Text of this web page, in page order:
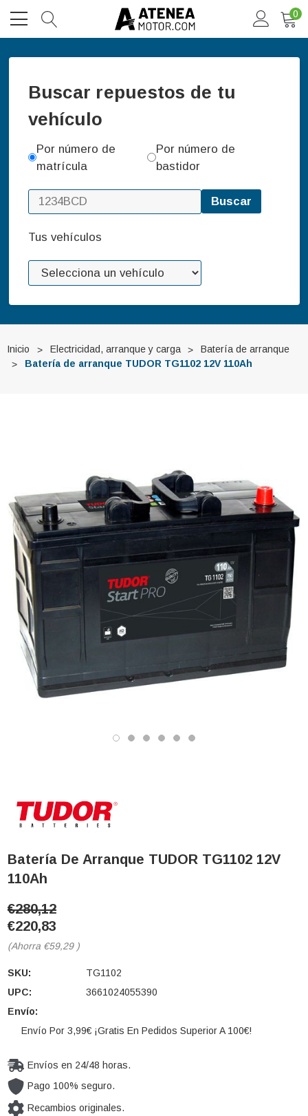
0
Buscar repuestos de tu
vehículo
Por número de
matrícula
Por número de
bastidor
Buscar
Tus vehículos
Inicio Electricidad, arranque y carga
Batería de arranque
Batería de arranque TUDOR TG1102 12V 110Ah
Batería De Arranque TUDOR TG1102 12V
110Ah
€280,12
€220,83
(Ahorra €59,29 )
SKU:
TG1102
UPC:
3661024055390
Envío:
Envío Por 3,99€ ¡Gratis En Pedidos Superior A 100€!
Envíos en 24/48 horas.
Pago 100% seguro.
Recambios originales.